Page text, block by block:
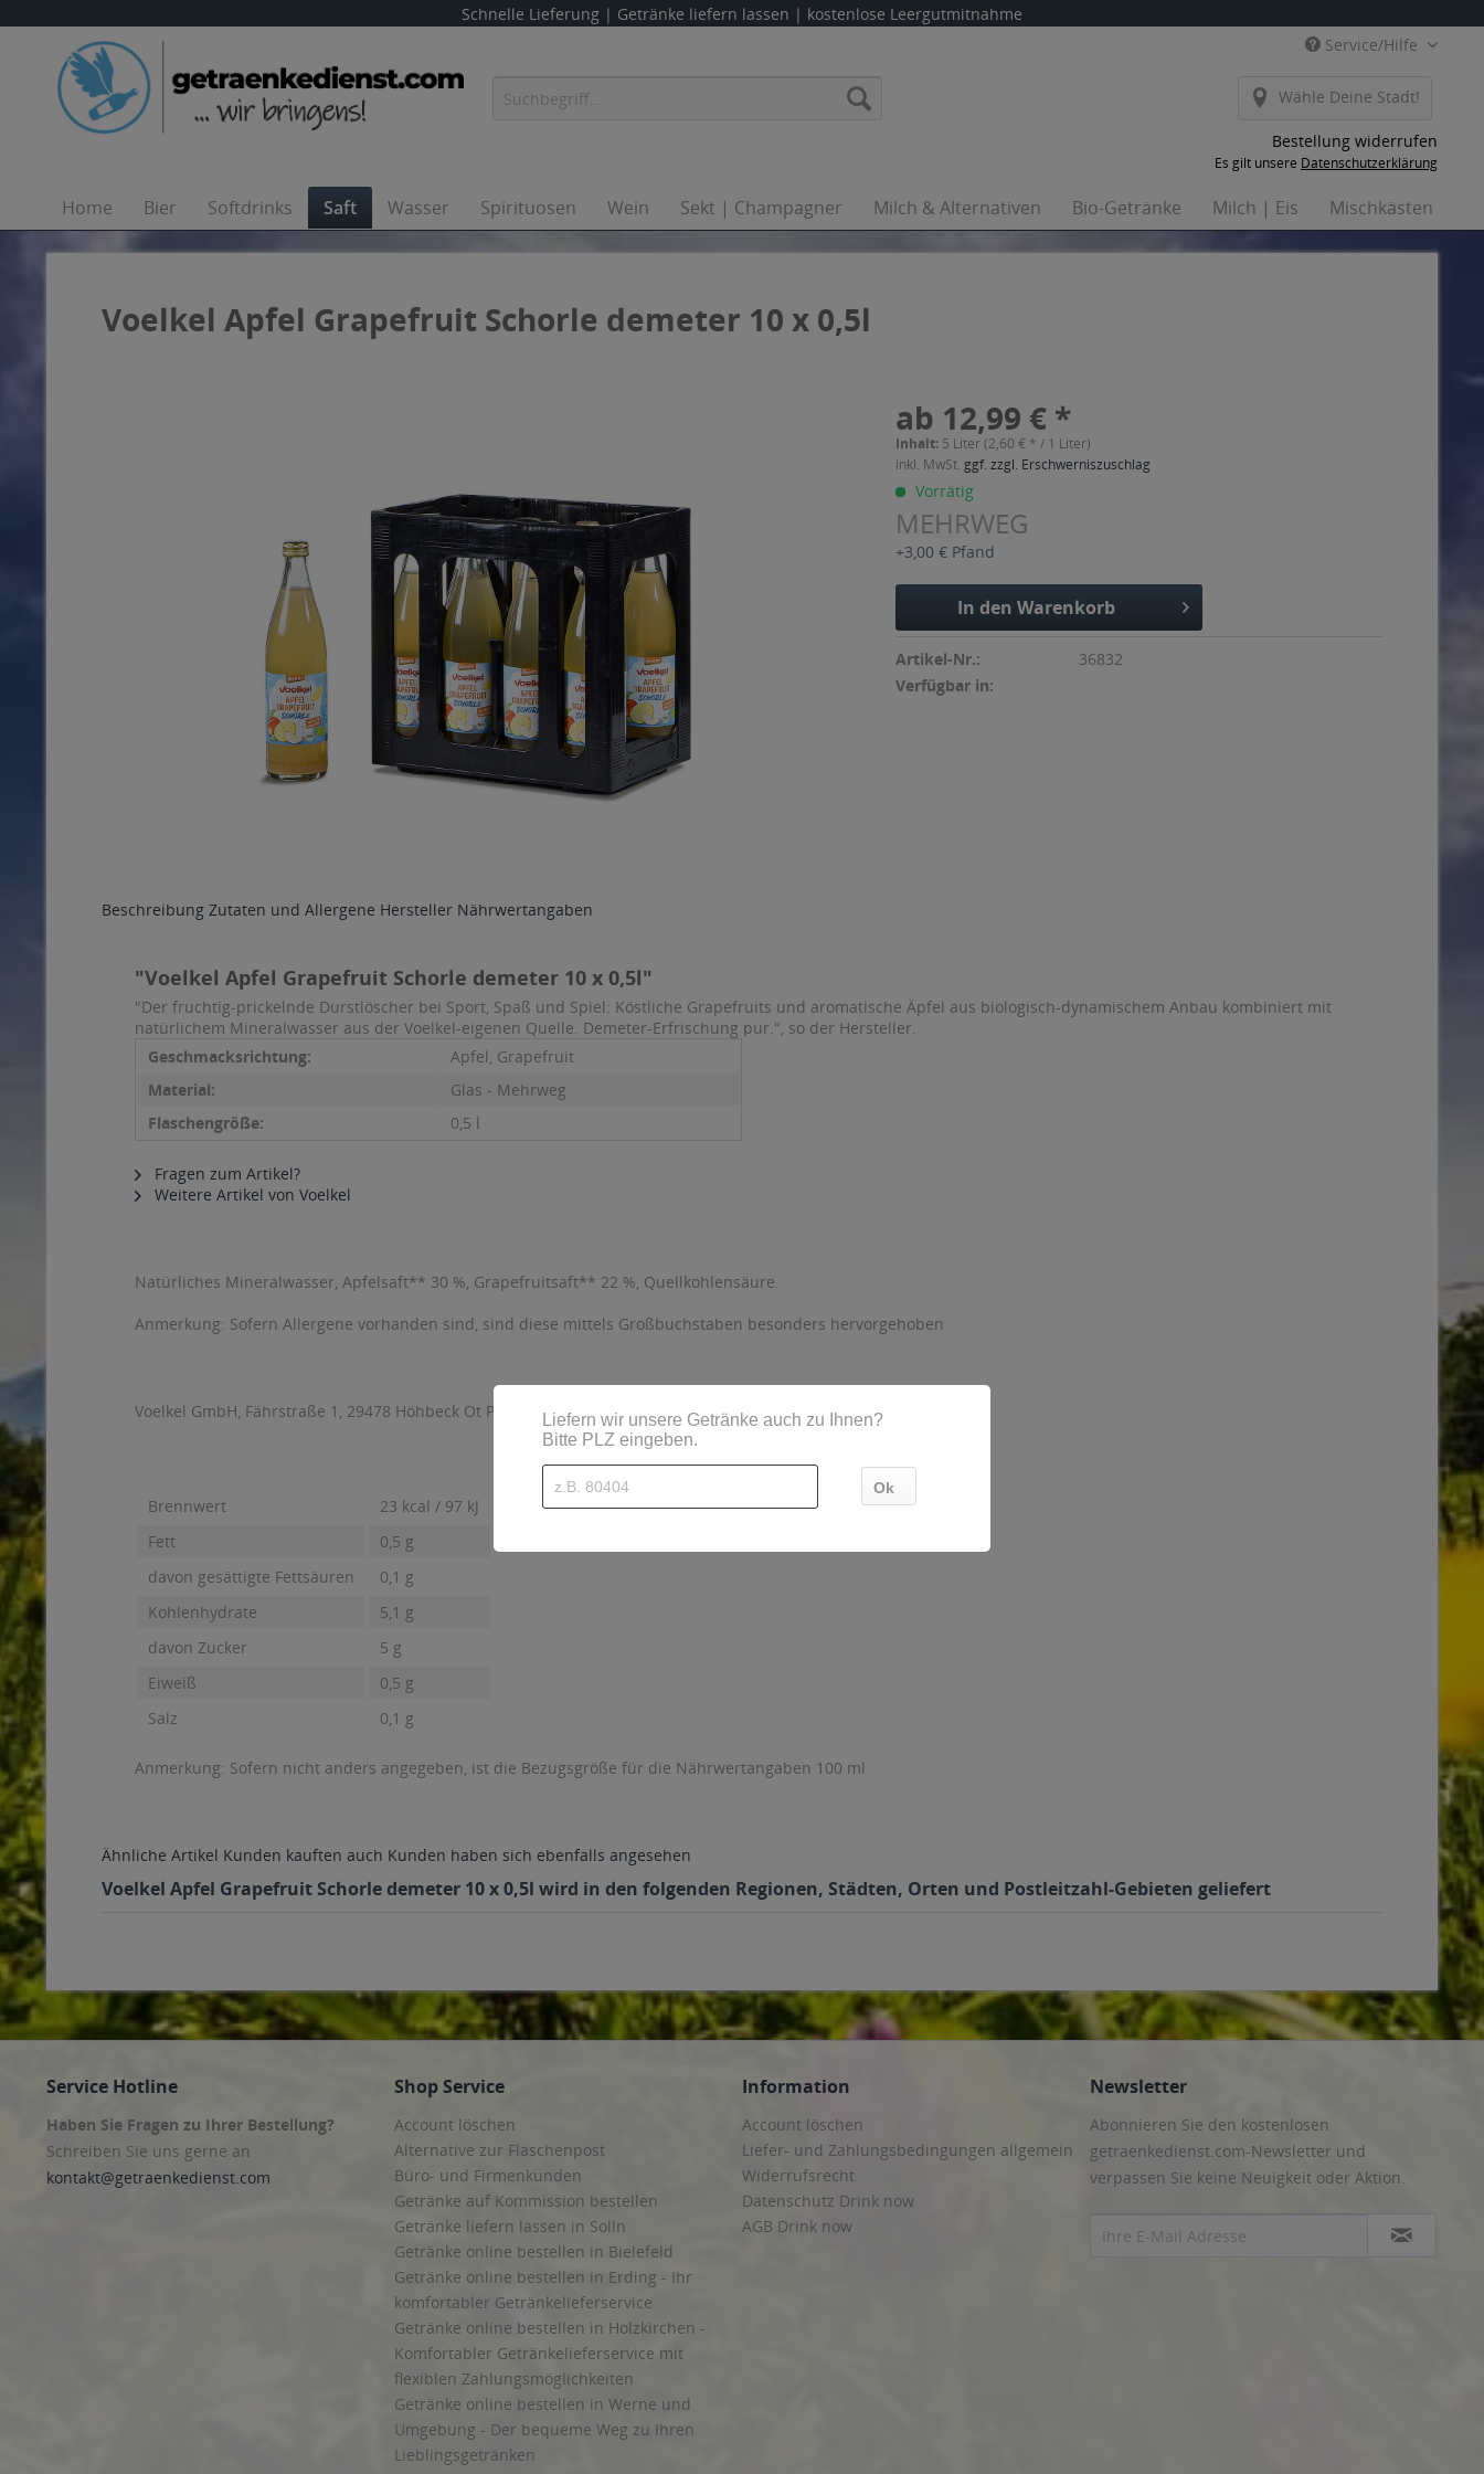
Schnelle Lieferung | Getränke liefern lassen | kostenlose Leergutmitnahme
Service/Hilfe
Wähle Deine Stadt!
Bestellung widerrufen
Es gilt unsere Datenschutzerklärung
Home Bier Softdrinks Saft Wasser Spirituosen Wein Sekt | Champagner Milch & Alternativen Bio-Getränke Milch | Eis Mischkästen
Voelkel Apfel Grapefruit Schorle demeter 10 x 0,5l
ab 12,99 € *
Inhalt: 5 Liter (2,60 € * / 1 Liter)
inkl. MwSt. ggf. zzgl. Erschwerniszuschlag
Vorrätig
MEHRWEG
+3,00 € Pfand
In den Warenkorb
Artikel-Nr.:
36832
Verfügbar in:
Beschreibung Zutaten und Allergene Hersteller Nährwertangaben
"Voelkel Apfel Grapefruit Schorle demeter 10 x 0,5l"
"Der fruchtig-prickelnde Durstlöscher bei Sport, Spaß und Spiel: Köstliche Grapefruits und aromatische Äpfel aus biologisch-dynamischem Anbau kombiniert mit
natürlichem Mineralwasser aus der Voelkel-eigenen Quelle. Demeter-Erfrischung pur.", so der Hersteller.
Geschmacksrichtung:
Apfel, Grapefruit
Material:
Glas - Mehrweg
Flaschengröße:
0,5 l
Fragen zum Artikel?
Weitere Artikel von Voelkel
Natürliches Mineralwasser, Apfelsaft** 30 %, Grapefruitsaft** 22 %, Quellkohlensäure.
Anmerkung: Sofern Allergene vorhanden sind, sind diese mittels Großbuchstaben besonders hervorgehoben
Voelkel GmbH, Fährstraße 1, 29478 Höhbeck Ot Pevestorf
Brennwert
23 kcal / 97 kJ
Fett
0,5 g
davon gesättigte Fettsäuren
0,1 g
Kohlenhydrate
5,1 g
davon Zucker
5 g
Eiweiß
0,5 g
Salz
0,1 g
Anmerkung: Sofern nicht anders angegeben, ist die Bezugsgröße für die Nährwertangaben 100 ml
Ähnliche Artikel Kunden kauften auch Kunden haben sich ebenfalls angesehen
Voelkel Apfel Grapefruit Schorle demeter 10 x 0,5l wird in den folgenden Regionen, Städten, Orten und Postleitzahl-Gebieten geliefert
Service Hotline
Haben Sie Fragen zu Ihrer Bestellung?
Schreiben Sie uns gerne an
kontakt@getraenkedienst.com
Shop Service
Account löschen
Alternative zur Flaschenpost
Büro- und Firmenkunden
Getränke auf Kommission bestellen
Getränke liefern lassen in Solln
Getränke online bestellen in Bielefeld
Getränke online bestellen in Erding - Ihr
komfortabler Getränkelieferservice
Getränke online bestellen in Holzkirchen -
Komfortabler Getränkelieferservice mit
flexiblen Zahlungsmöglichkeiten
Getränke online bestellen in Werne und
Umgebung - Der bequeme Weg zu Ihren
Lieblingsgetränken
Information
Account löschen
Liefer- und Zahlungsbedingungen allgemein
Widerrufsrecht
Datenschutz Drink now
AGB Drink now
Newsletter
Abonnieren Sie den kostenlosen
getraenkedienst.com-Newsletter und
verpassen Sie keine Neuigkeit oder Aktion.